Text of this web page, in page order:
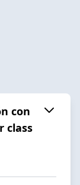
con
class